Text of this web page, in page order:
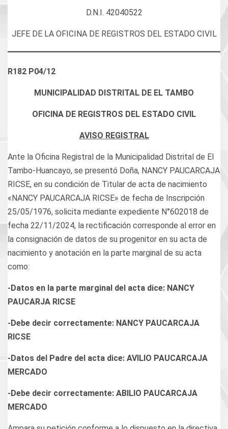
D.N.I. 42040522
JEFE DE LA OFICINA DE REGISTROS DEL ESTADO CIVIL
R182 P04/12
MUNICIPALIDAD DISTRITAL DE EL TAMBO
OFICINA DE REGISTROS DEL ESTADO CIVIL
AVISO REGISTRAL
Ante la Oficina Registral de la Municipalidad Distrital de El
Tambo-Huancayo, se presentó Doña, NANCY PAUCARCAJA
RICSE, en su condición de Titular de acta de nacimiento
«NANCY PAUCARCAJA RICSE» de fecha de Inscripción
25/05/1976, solicita mediante expediente N°602018 de
fecha 22/11/2024, la rectificación corresponde al error en
la consignación de datos de su progenitor en su acta de
nacimiento y anotación en la parte marginal de su acta
como:
-Datos en la parte marginal del acta dice: NANCY
PAUCARJA RICSE
-Debe decir correctamente: NANCY PAUCARCAJA
RICSE
-Datos del Padre del acta dice: AVILIO PAUCARCAJA
MERCADO
-Debe decir correctamente: ABILIO PAUCARCAJA
MERCADO